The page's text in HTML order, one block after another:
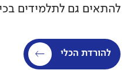
להתאים גם לתלמידים
להורדת הכלי